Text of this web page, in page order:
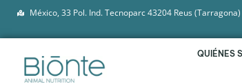
México, 33 Pol. Ind. Tecnoparc 43204 Reus (Tarragona)
QUIÉNES